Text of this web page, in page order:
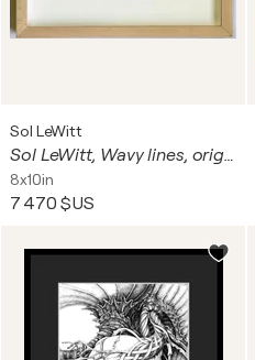
Sol LeWitt
Sol LeWitt, Wavy lines, original signed Minimalist ink drawing on card with Warhol stamp, 2004
8x10in
7 470 $US